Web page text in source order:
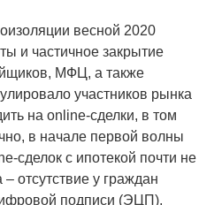
весной 2020
и частичное закрытие
МФЦ, а также
участников рынка
на online-сделки, в том
в начале первой волны
сделок с ипотекой почти не
отсутствие у граждан
подписи (ЭЦП),